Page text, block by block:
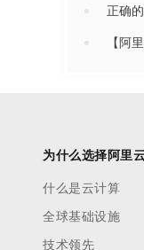
正确
【阿